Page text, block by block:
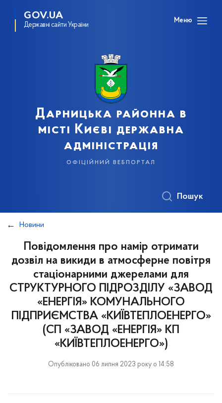
GOV.UA
Державні сайти України
Меню
Дарницька районна в
місті Києві державна
адміністрація
офіційний вебпортал
Пошук
Новини
Повідомлення про намір отримати
дозвіл на викиди в атмосферне повітря
стаціонарними джерелами для
СТРУКТУРНОГО ПІДРОЗДІЛУ «ЗАВОД
«ЕНЕРГІЯ» КОМУНАЛЬНОГО
ПІДПРИЄМСТВА «КИЇВТЕПЛОЕНЕРГО»
(СП «ЗАВОД «ЕНЕРГІЯ» КП
«КИЇВТЕПЛОЕНЕРГО»)
Опубліковано 06 липня 2023 року о 14:58